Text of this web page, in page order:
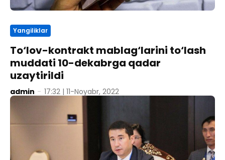
Yangiliklar
To‘lov-kontrakt mablag‘larini to‘lash
muddati 10-dekabrga qadar
uzaytirildi
admin - 17:32 | 11-Noyabr, 2022